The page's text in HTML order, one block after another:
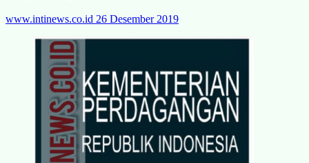
www.intinews.co.id 26 Desember 2019